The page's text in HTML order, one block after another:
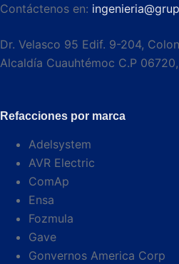
Contáctenos en:
Dr. Velasco 95 Edif. 9-204,
Alcaldía Cuauhtémoc C.P
Refacciones por marca
Adelsystem
AVR Electric
ComAp
Ensa
Fozmula
Gave
Gonvernos America Corp